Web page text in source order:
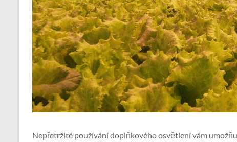
Nepřetržité používání doplňkového osvětlení vám